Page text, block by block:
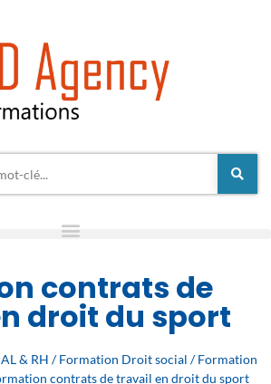
contrats de
droit du sport
& RH /Formation Droit social /Formation
contrats de travail en droit du sport